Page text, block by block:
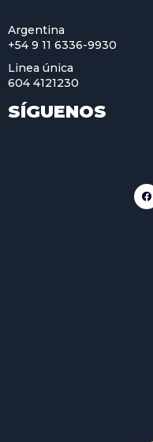
Argentina
+54 9 11 6336-9930
Linea única
604 4121230
SÍGUENOS